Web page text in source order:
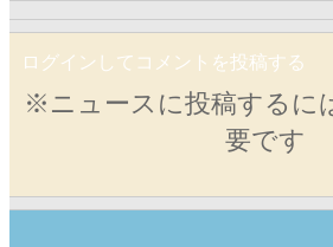
ログインしてコメントを投稿する
※ニュースに投稿するに
要です